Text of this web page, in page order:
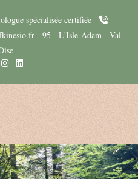
spécialisée certifiée -
- 95 - L'Isle-Adam - Val